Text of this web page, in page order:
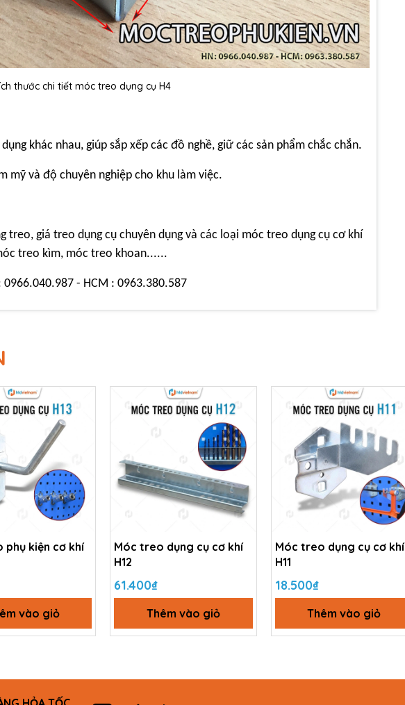
thước chi tiết móc treo dụng cụ H4
khác nhau, giúp sắp xếp các đồ nghề, giữ các sản phẩm chắc chắn.
mỹ và độ chuyên nghiệp cho khu làm việc.
treo, giá treo dụng cụ chuyên dụng và các loại móc treo dụng cụ cơ khí
treo kìm, móc treo khoan......
- HCM : 0963.380.587
phụ kiện cơ khí
vào giỏ
Móc treo dụng cụ cơ khí
H12
61.400₫
Thêm vào giỏ
Móc treo dụng cụ cơ khí
H11
18.500₫
Thêm vào giỏ